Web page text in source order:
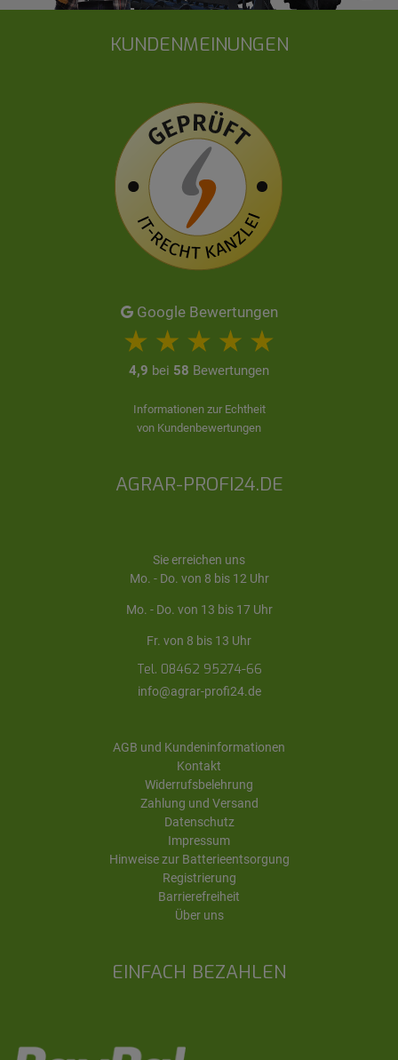
EINFACH BEZAHLEN
KUNDENMEINUNGEN
Google Bewertungen
4,9 bei 58 Bewertungen
Informationen zur Echtheit
von Kundenbewertungen
AGRAR-PROFI24.DE
Sie erreichen uns
Mo. - Do. von 8 bis 12 Uhr
Mo. - Do. von 13 bis 17 Uhr
Fr. von 8 bis 13 Uhr
Tel. 08462 95274-66
info@agrar-profi24.de
AGB und Kundeninformationen
Kontakt
Widerrufsbelehrung
Zahlung und Versand
Datenschutz
Impressum
Hinweise zur Batterieentsorgung
Registrierung
Barrierefreiheit
Über uns